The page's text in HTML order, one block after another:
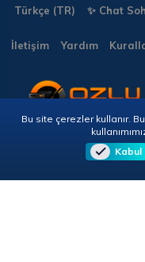
Türkçe (TR) ✨ Chat
İletişim Yardım
Copyright © 2026 🎭
Bu site çerezler kullanır.
Kabul